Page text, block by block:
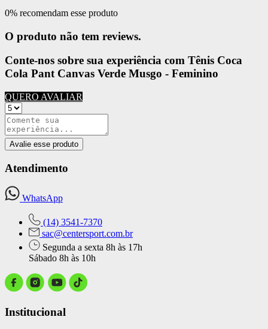
0% recomendam esse produto
O produto não tem reviews.
Conte-nos sobre sua experiência com Tênis Coca
Cola Pant Canvas Verde Musgo - Feminino
QUERO AVALIAR
Avalie esse produto
Atendimento
WhatsApp
(14) 3541-7370
sac@centersport.com.br
Segunda a sexta 8h às 17h
Sábado 8h às 10h
Institucional